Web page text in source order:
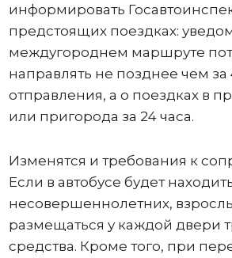
информировать
предстоящих поездках:
междугороднем маршруте
направлять не позднее чем за
отправления, а о поездках в
или пригорода за 24 часа.
Изменятся и требования к
Если в автобусе будет
несовершеннолетних,
размещаться у каждой двери
средства. Кроме того, при